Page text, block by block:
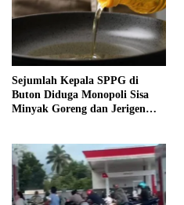
Sejumlah Kepala SPPG di
Buton Diduga Monopoli Sisa
Minyak Goreng dan Jerigen